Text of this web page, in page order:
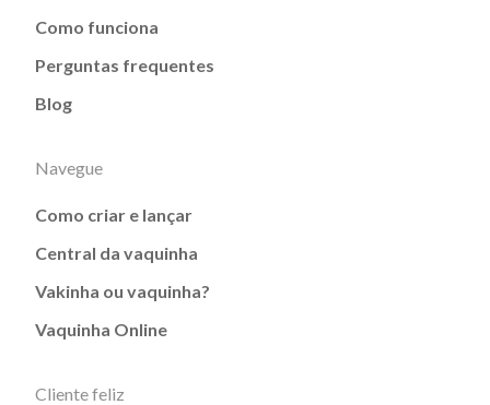
Como funciona
Perguntas frequentes
Blog
Navegue
Como criar e lançar
Central da vaquinha
Vakinha ou vaquinha?
Vaquinha Online
Cliente feliz